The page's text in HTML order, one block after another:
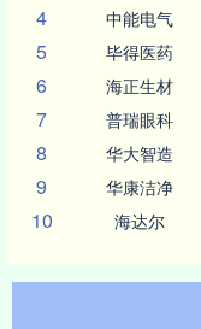
4 中能电气
5 毕得医药
6 海正生材
7 普瑞眼科
8 华大智造
9 华康洁净
10 海达尔